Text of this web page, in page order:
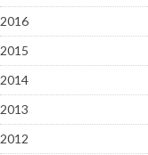
2016
2015
2014
2013
2012